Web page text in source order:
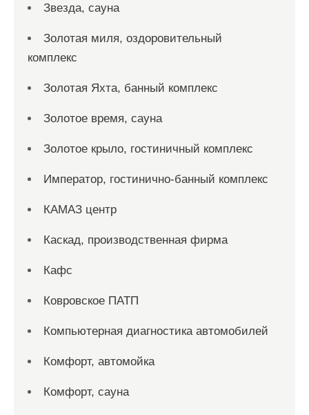
Звезда, сауна
Золотая миля, оздоровительный
комплекс
Золотая Яхта, банный комплекс
Золотое время, сауна
Золотое крыло, гостиничный комплекс
Император, гостинично-банный комплекс
КАМАЗ центр
Каскад, производственная фирма
Кафс
Ковровское ПАТП
Компьютерная диагностика автомобилей
Комфорт, автомойка
Комфорт, сауна